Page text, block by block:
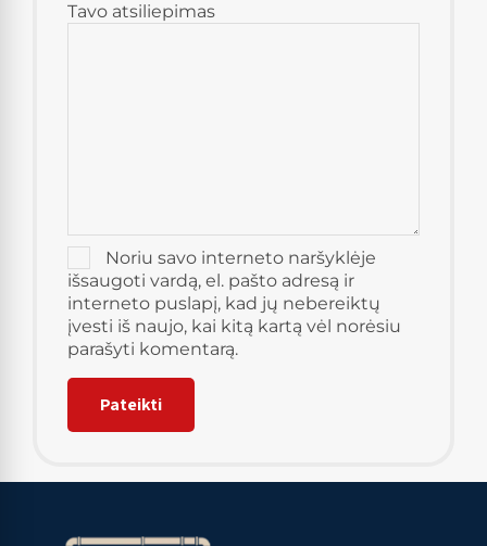
Tavo atsiliepimas
Noriu savo interneto naršyklėje
išsaugoti vardą, el. pašto adresą ir
interneto puslapį, kad jų nebereiktų
įvesti iš naujo, kai kitą kartą vėl norėsiu
parašyti komentarą.